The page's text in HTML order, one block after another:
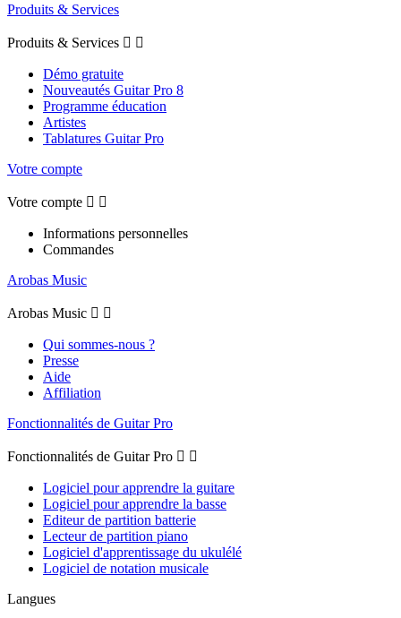
Produits & Services
Produits & Services  
Démo gratuite
Nouveautés Guitar Pro 8
Programme éducation
Artistes
Tablatures Guitar Pro
Votre compte
Votre compte  
Informations personnelles
Commandes
Arobas Music
Arobas Music  
Qui sommes-nous ?
Presse
Aide
Affiliation
Fonctionnalités de Guitar Pro
Fonctionnalités de Guitar Pro  
Logiciel pour apprendre la guitare
Logiciel pour apprendre la basse
Editeur de partition batterie
Lecteur de partition piano
Logiciel d'apprentissage du ukulélé
Logiciel de notation musicale
Langues